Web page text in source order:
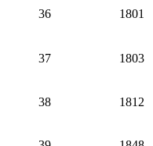
1801
36
1803
37
1812
38